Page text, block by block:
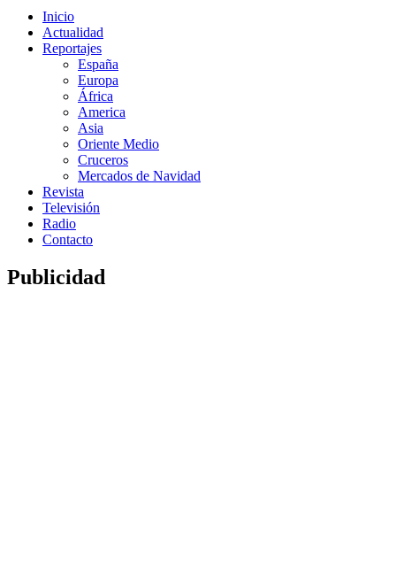
Inicio
Actualidad
Reportajes
España
Europa
África
America
Asia
Oriente Medio
Cruceros
Mercados de Navidad
Revista
Televisión
Radio
Contacto
Publicidad